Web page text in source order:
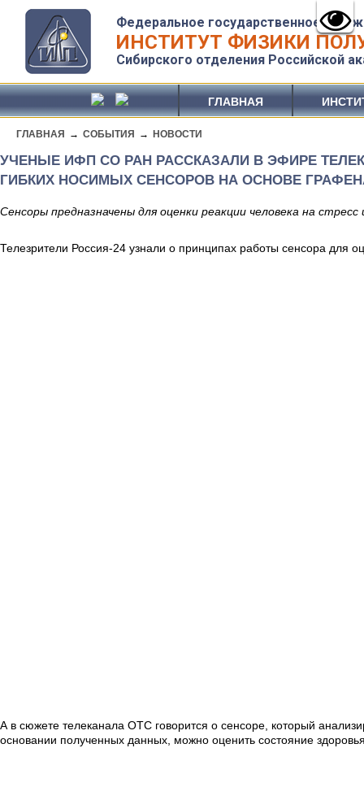
Федеральное государственное
ИНСТИТУТ ФИЗИКИ
Сибирского отделения Российской
ГЛАВНАЯ
ГЛАВНАЯ → СОБЫТИЯ → НОВОСТИ
УЧЕНЫЕ ИФП СО РАН РАССКАЗАЛИ В ЭФИРЕ
ГИБКИХ НОСИМЫХ СЕНСОРОВ НА ОСНОВЕ
Сенсоры предназначены для оценки реакции человека на стресс
Телезрители Россия-24 узнали о принципах работы сенсора для
А в сюжете телеканала ОТС говорится о сенсоре, который
основании полученных данных, можно оценить состояние